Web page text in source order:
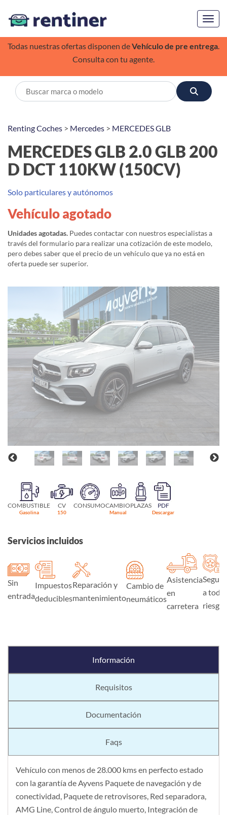
Todas nuestras ofertas disponen deVehículo de pre entrega.
Consulta con tu agente.
Renting Coches > Mercedes > MERCEDES GLB
MERCEDES GLB 2.0 GLB 200
D DCT 110KW (150CV)
Solo particulares y autónomos
Vehículo agotado
Unidades agotadas. Puedes contactar con nuestros especialistas a
través del formulario para realizar una cotización de este modelo,
pero debes saber que el precio de un vehículo que ya no está en
oferta puede ser superior.
COMBUSTIBLE
Gasolina
CV
150
CONSUMOCAMBIO
Manual
PLAZAS PDF
Descargar
Servicios incluidos
Sin
entrada
Impuestos
deducibles
Reparación y
mantenimiento
Cambio de
neumáticos
Asistencia
en
carretera
Seguro
a todo
riesgo
Información
Requisitos
Documentación
Faqs
Vehículo con menos de 28.000 kms en perfecto estado
con la garantía de Ayvens Paquete de navegación y de
conectividad, Paquete de retrovisores, Red separadora,
AMG Line, Control de ángulo muerto, Integración de